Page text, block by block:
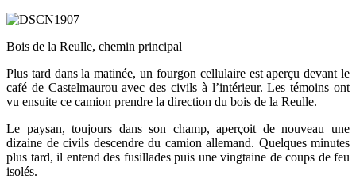
Bois de la Reulle, chemin principal
Plus tard dans la matinée, un fourgon cellulaire est aperçu devant le
café de Castelmaurou avec des civils à l’intérieur. Les témoins ont
vu ensuite ce camion prendre la direction du bois de la Reulle.
Le paysan, toujours dans son champ, aperçoit de nouveau une
dizaine de civils descendre du camion allemand. Quelques minutes
plus tard, il entend des fusillades puis une vingtaine de coups de feu
isolés.